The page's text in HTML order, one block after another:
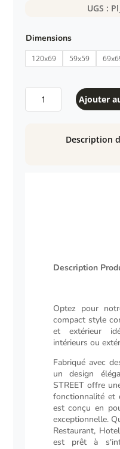
UGS :
Dimensions
120x69 59x59
Ajouter
Description
Description
Optez pour
compact style
et extérieur
intérieurs ou
Fabriqué avec
un design
STREET offre
fonctionnalité et
est conçu en
exceptionnelle.
Restaurant,
est prêt à